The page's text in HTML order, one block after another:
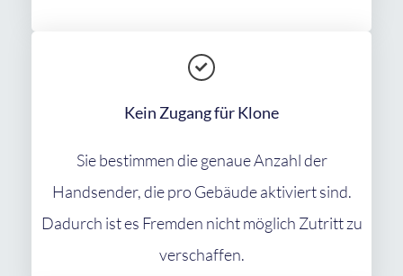
Kein Zugang für Klone
Sie bestimmen die genaue Anzahl der
Handsender, die pro Gebäude aktiviert sind.
Dadurch ist es Fremden nicht möglich Zutritt zu
verschaffen.